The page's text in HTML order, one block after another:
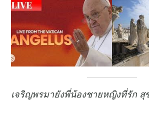
เจริญพรมายังพี่น้องชายหญิงที่รัก สุ